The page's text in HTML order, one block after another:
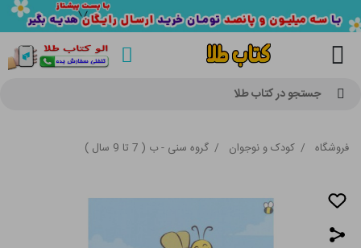
جستجو در کتاب طلا
فروشگاه / کودک و نوجوان / گروه سنی - ب ( 7 تا 9 سال )